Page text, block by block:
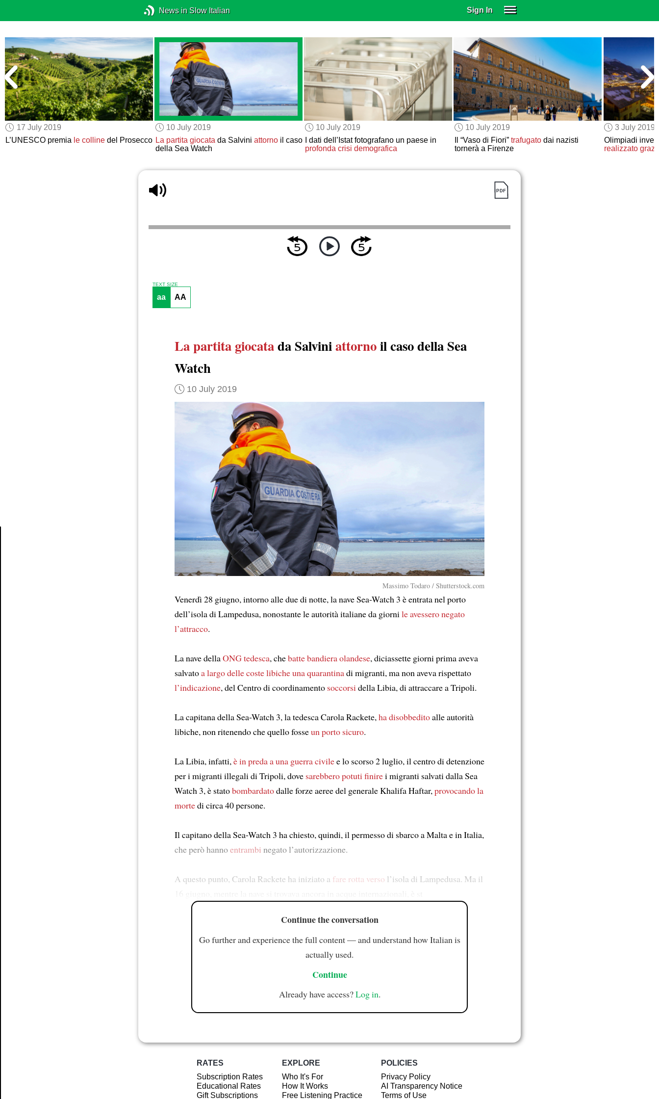
News in Slow Italian Sign In
SUBSCRIBE
EDUCATIONAL LICENSES
GIFT CARDS
OTHER LANGUAGES
ABOUT US
ALEXA
ADJUST COLORS
17 July 2019
L’UNESCO premia le colline del Prosecco
10 July 2019
La partita giocatada Salvini attornoil caso
della Sea Watch
10 July 2019
I dati dell’Istat fotografano un paese in
profonda crisi demografica
10 July 2019
Il “Vaso di Fiori” trafugatodai nazisti
tornerà a Firenze
3 July 2019
Olimpiadi
realizzato
TEXT SIZE
aa AA
La partita giocatada Salviniattornoil caso della Sea
Watch
10 July 2019
Massimo Todaro / Shutterstock.com
Venerdì 28 giugno, intorno alle due di notte, la nave Sea-Watch 3 è entrata nel porto
dell’isola di Lampedusa, nonostante le autorità italiane da giorni le avessero negato
l’attracco.
La nave dellaONG tedesca, chebatte bandiera olandese, diciassette giorni prima aveva
salvatoa largo delle coste libicheuna quarantinadi migranti, ma non aveva rispettato
l’indicazione, del Centro di coordinamento soccorsi della Libia, di attraccare a Tripoli.
La capitana della Sea-Watch 3, la tedesca Carola Rackete, ha disobbeditoalle autorità
libiche, non ritenendo che quello fosseun porto sicuro.
La Libia, infatti, è in preda a una guerra civilee lo scorso 2 luglio, il centro di detenzione
per i migranti illegali di Tripoli, dove sarebbero potuti finirei migranti salvati dalla Sea
Watch 3, è statobombardatodalle forze aeree del generale Khalifa Haftar, provocando la
mortedi circa 40 persone.
Il capitano della Sea-Watch 3 ha chiesto, quindi, il permesso di sbarco a Malta e in Italia,
che però hannoentrambi negato l’autorizzazione.
A questo punto, Carola Rackete ha iniziato a fare rotta verso l’isola di Lampedusa. Ma il
Continue the conversation
Go further and experience the full content — and understand how Italian is
actually used.
Continue
Already have access?Log in.
RATES
Subscription Rates
Educational Rates
Gift Subscriptions
EXPLORE
Who It's For
How It Works
Free Listening Practice
POLICIES
Privacy Policy
AI Transparency Notice
Terms of Use